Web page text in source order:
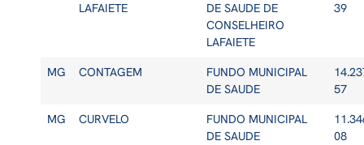
LAFAIETE
DE SAUDE DE
CONSELHEIRO
LAFAIETE
39
MG CONTAGEM
FUNDO MUNICIPAL
DE SAUDE
57
MG CURVELO
FUNDO MUNICIPAL
DE SAUDE
08